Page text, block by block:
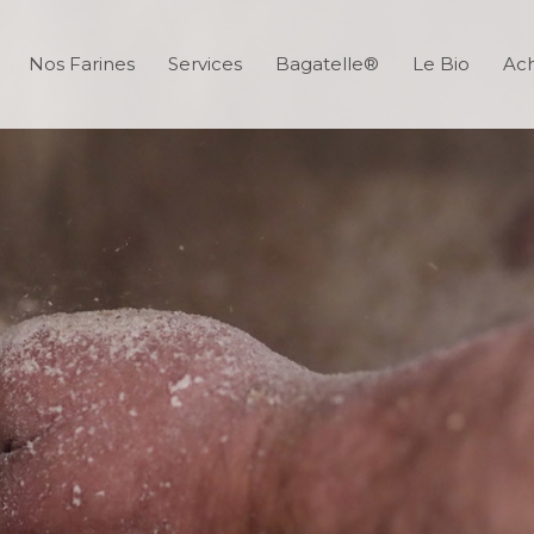
Nos Farines Services Bagatelle® Le Bio